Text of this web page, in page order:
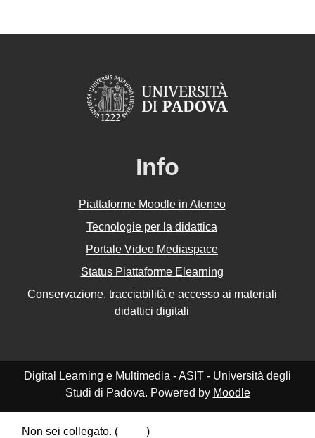
Info
Piattaforme Moodle in Ateneo
Tecnologie per la didattica
Portale Video Mediaspace
Status Piattaforme Elearning
Conservazione, tracciabilità e accesso ai materiali
didattici digitali
Digital Learning e Multimedia - ASIT - Università degli
Studi di Padova. Powered by Moodle
Non sei collegato. ( )